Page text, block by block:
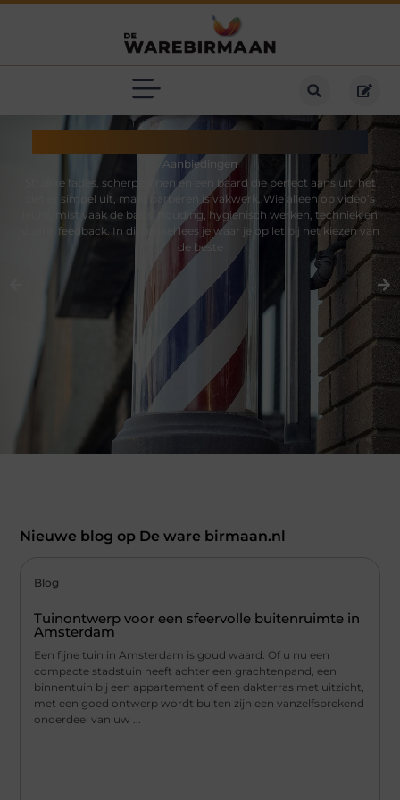
Aanbiedingen
Strakke fades, scherpe lijnen en een baard die perfect aansluit: het
ziet er simpel uit, maar barberen is vakwerk. Wie alleen op video’s
leunt, mist vaak de basis: houding, hygienisch werken, techniek en
vooral feedback. In dit artikel lees je waar je op let bij het kiezen van
de beste
Nieuwe blog op De ware birmaan.nl
Blog
Tuinontwerp voor een sfeervolle buitenruimte in
Amsterdam
Een fijne tuin in Amsterdam is goud waard. Of u nu een
compacte stadstuin heeft achter een grachtenpand, een
binnentuin bij een appartement of een dakterras met uitzicht,
met een goed ontwerp wordt buiten zijn een vanzelfsprekend
onderdeel van uw ...